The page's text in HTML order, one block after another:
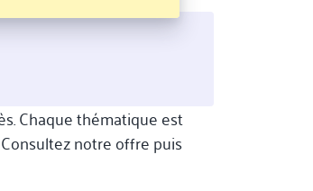
Chaque thématique est
notre offre puis